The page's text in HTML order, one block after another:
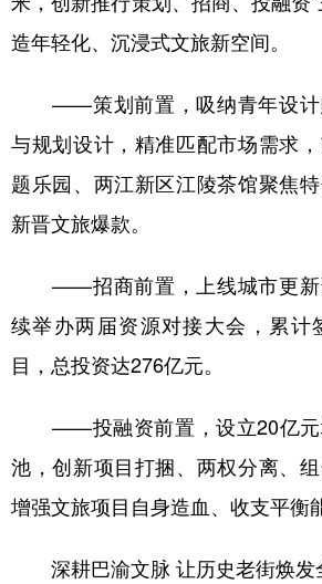
造年轻化、沉浸式文旅新空间。
——策划前置，吸纳青年设计
与规划设计，精准匹配市场需求
题乐园、两江新区江陵茶馆聚焦
新晋文旅爆款。
——招商前置，上线城市更新
续举办两届资源对接大会，累计
目，总投资达276亿元。
——投融资前置，设立20亿元
池，创新项目打捆、两权分离、
增强文旅项目自身造血、收支平衡
深耕巴渝文脉 让历史老街焕发